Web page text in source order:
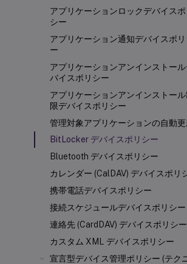
アプリケーションロックデバイスポ
シー
アプリケーション通知デバイスポリ
ー
アプリケーションアンインストー
バイスポリシー
アプリケーションアンインストール
限デバイスポリシー
管理対象アプリケーションの自動
BitLocker デバイスポリシー
Bluetooth デバイスポリシー
カレンダー (CalDAV) デバイスポリ
携帯電話デバイスポリシー
接続スケジュールデバイスポリシー
連絡先 (CardDAV) デバイスポリシー
カスタム XML デバイスポリシー
宣言型デバイス管理ポリシー (テク